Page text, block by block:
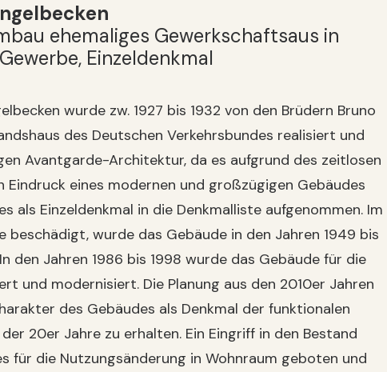
ehemaliges Gewerkschaftsaus in
Einzeldenkmal
wurde zw. 1927 bis 1932 von den Brüdern Bruno
des Deutschen Verkehrsbundes realisiert und
Avantgarde-Architektur, da es aufgrund des zeitlosen
Eindruck eines modernen und großzügigen Gebäudes
als Einzeldenkmal in die Denkmalliste aufgenommen. Im
beschädigt, wurde das Gebäude in den Jahren 1949 bis
den Jahren 1986 bis 1998 wurde das Gebäude für die
und modernisiert. Die Planung aus den 2010er Jahren
des Gebäudes als Denkmal der funktionalen
20er Jahre zu erhalten. Ein Eingriff in den Bestand
für die Nutzungsänderung in Wohnraum geboten und